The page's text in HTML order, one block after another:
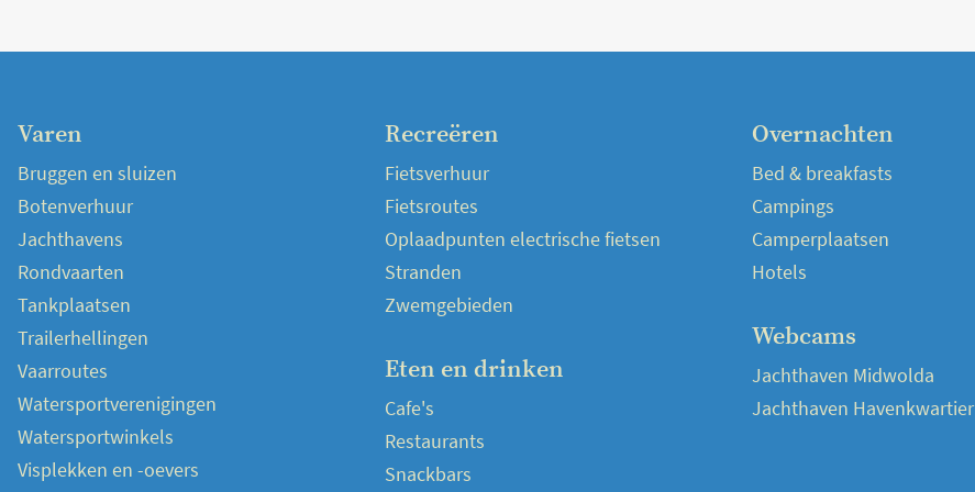
Varen
Bruggen en sluizen
Botenverhuur
Jachthavens
Rondvaarten
Tankplaatsen
Trailerhellingen
Vaarroutes
Watersportverenigingen
Watersportwinkels
Visplekken en -oevers
Recreëren
Fietsverhuur
Fietsroutes
Oplaadpunten electrische fietsen
Stranden
Zwemgebieden
Eten en drinken
Cafe's
Restaurants
Snackbars
Overnachten
Bed & breakfasts
Campings
Camperplaatsen
Hotels
Webcams
Jachthaven Midwolda
Jachthaven Havenkwartier